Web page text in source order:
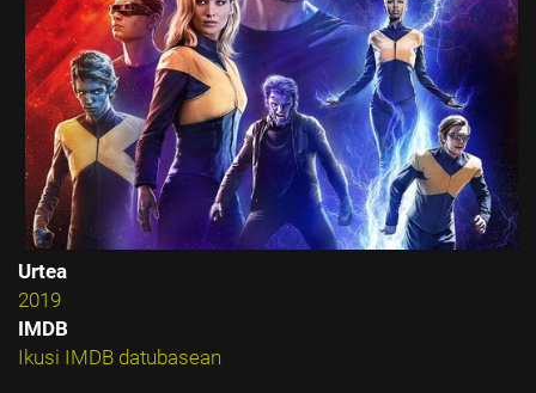
Urtea
2019
IMDB
Ikusi IMDB datubasean